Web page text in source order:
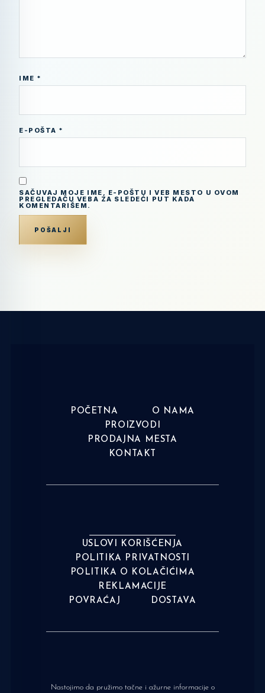
IME *
E-POŠTA *
SAČUVAJ MOJE IME, E-POŠTU I VEB MESTO U OVOM
PREGLEDAČU VEBA ZA SLEDEĆI PUT KADA
KOMENTARIŠEM.
POČETNA
O NAMA
PROIZVODI
PRODAJNA MESTA
KONTAKT
USLOVI KORIŠĆENJA
POLITIKA PRIVATNOSTI
POLITIKA O KOLAČIĆIMA
REKLAMACIJE
POVRAĆAJ
DOSTAVA
Nastojimo da pružimo tačne i ažurne informacije o